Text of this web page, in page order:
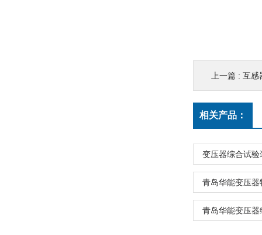
上一篇 : 互感
相关产品：
变压器综合试
青岛华能变压
青岛华能变压